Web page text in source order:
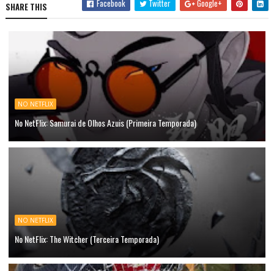
SHARE THIS Facebook Twitter Google+
NO NETFLIX
No NetFlix: Samurai de Olhos Azuis (Primeira Temporada)
NO NETFLIX
No NetFlix: The Witcher (Terceira Temporada)